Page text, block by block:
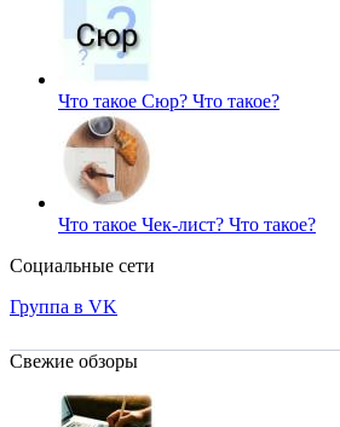
Что такое Сюр? Что такое?
Что такое Чек-лист? Что такое?
Социальные сети
Группа в VK
Свежие обзоры